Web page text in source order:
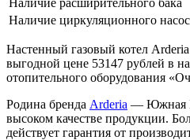
Наличие циркуляционного
Настенный газовый котел
выгодной цене 53147 рублей в
отопительного оборудования
Родина бренда Arderia — Южная
высоком качестве продукции.
действует гарантия от